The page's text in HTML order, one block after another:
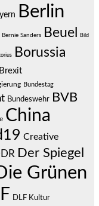
Berlin
Bernie Sanders Beuel Bild
Borussia
Brexit
Bundestag
Bundeswehr BVB
China
Creative
Der Spiegel
Grünen
DLF Kultur